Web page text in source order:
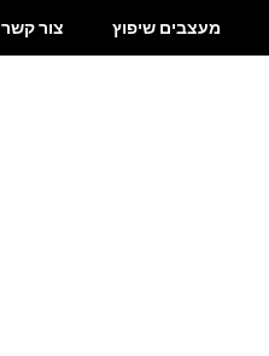
מעצבים שיפוץ צור קשר